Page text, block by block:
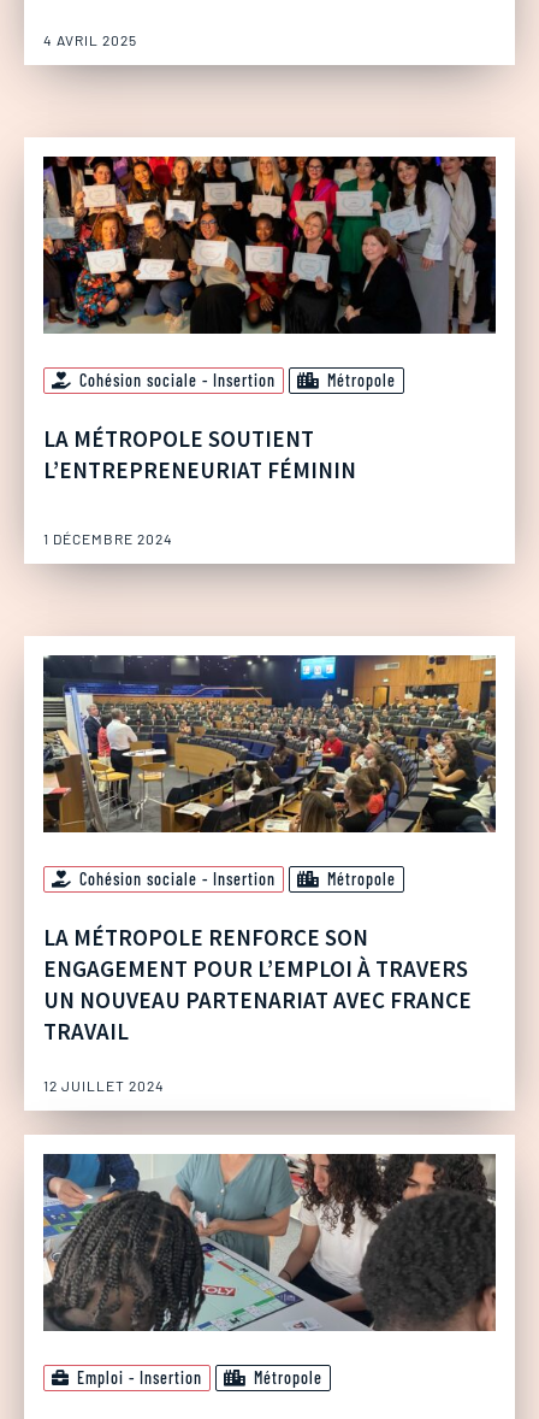
4 AVRIL 2025
Cohésion sociale - Insertion Métropole
LA MÉTROPOLE SOUTIENT
L’ENTREPRENEURIAT FÉMININ
1 DÉCEMBRE 2024
Cohésion sociale - Insertion Métropole
LA MÉTROPOLE RENFORCE SON
ENGAGEMENT POUR L’EMPLOI À TRAVERS
UN NOUVEAU PARTENARIAT AVEC FRANCE
TRAVAIL
12 JUILLET 2024
Emploi - Insertion Métropole